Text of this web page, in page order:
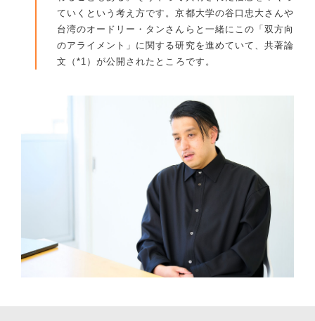
ていくという考え方です。京都大学の谷口忠大さんや
台湾のオードリー・タンさんらと一緒にこの「双方向
のアライメント」に関する研究を進めていて、共著論
文（*1）が公開されたところです。